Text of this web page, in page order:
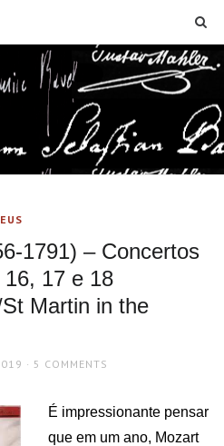
1791) – Concertos
16, 17 e 18
Martin in the
5 COMMENTS
É impressionante pensar
que em um ano, Mozart